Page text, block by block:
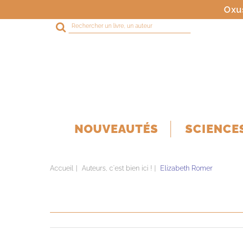
Rechercher
sur
NOUVEAUTÉS
Accueil Auteurs, c'est bien ici ! Elizabeth Romer